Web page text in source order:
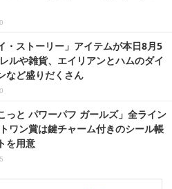
・ストーリー」アイテムが本日8月5
ルや雑貨、エイリアンとハムのダイ
など盛りだくさん
っと パワーパフ ガールズ」全ライン
ワン賞は鍵チャーム付きのシール帳
を用意